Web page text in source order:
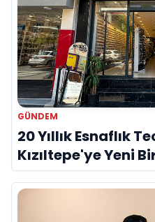
GÜNDEM
20 Yıllık Esnaflık
Kızıltepe'ye Yeni